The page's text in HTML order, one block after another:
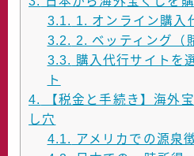
3.1. 1. オンライン購入
3.2. 2. ベッティング（
3.3. 購入代行サイトを
ト
4.
【税金と手続き】海外
し穴
4.1. アメリカでの源泉